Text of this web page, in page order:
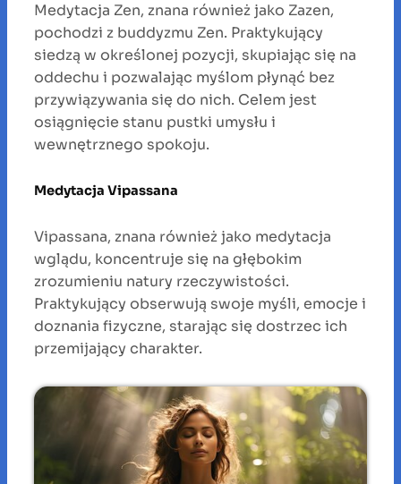
Medytacja Zen, znana również jako Zazen,
pochodzi z buddyzmu Zen. Praktykujący
siedzą w określonej pozycji, skupiając się na
oddechu i pozwalając myślom płynąć bez
przywiązywania się do nich. Celem jest
osiągnięcie stanu pustki umysłu i
wewnętrznego spokoju.
Medytacja Vipassana
Vipassana, znana również jako medytacja
wglądu, koncentruje się na głębokim
zrozumieniu natury rzeczywistości.
Praktykujący obserwują swoje myśli, emocje i
doznania fizyczne, starając się dostrzec ich
przemijający charakter.